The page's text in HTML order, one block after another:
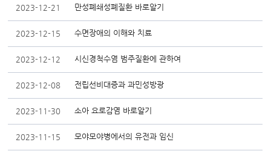
2023-12-21 만성폐쇄성폐질환 바로알기
2023-12-15 수면장애의 이해와 치료
2023-12-12 시신경척수염 범주질환에 관하여
2023-12-08 전립선비대증과 과민성방광
2023-11-30 소아 요로감염 바로알기
2023-11-15 모야모야병에서의 유전과 임신